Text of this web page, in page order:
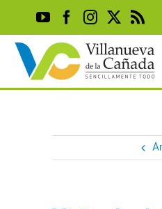
content
YouTubeFacebook
Instagram
X Rss